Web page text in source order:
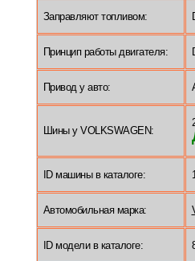
Заправляют топливом:
Принцип работы двигателя:
Привод у авто:
Шины у VOLKSWAGEN:
ID машины в каталоге:
Автомобильная марка:
ID модели в каталоге: